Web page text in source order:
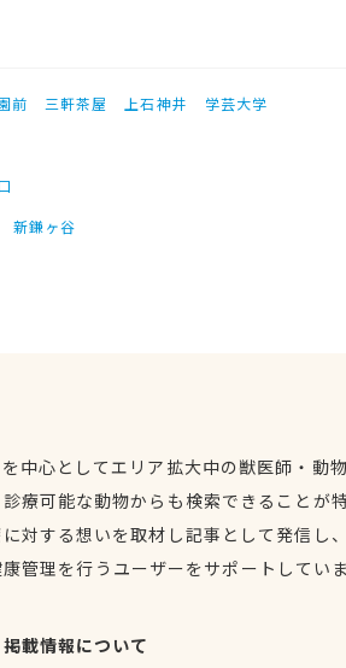
前 三軒茶屋 上石神井
学芸大学
新鎌ヶ谷
中心としてエリア拡大中の獣医師・動
療可能な動物からも検索できることが
対する想いを取材し記事として発信し
管理を行うユーザーをサポートしてい
掲載情報について